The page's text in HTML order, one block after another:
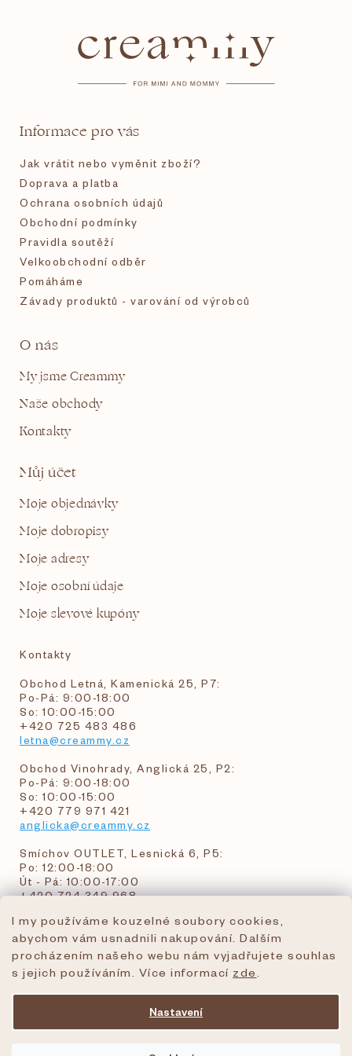
I my používáme kouzelné soubory cookies,
abychom vám usnadnili nakupování. Dalším
procházením našeho webu nám vyjadřujete souhlas
s jejich používáním. Více informací zde
Nastavení
Informace pro vás
Jak vrátit nebo vyměnit zboží?
Doprava a platba
Ochrana osobních údajů
Obchodní podmínky
Pravidla soutěží
Velkoobchodní odběr
Pomáháme
Závady produktů - varování od výrobců
O nás
My jsme Creammy
Naše obchody
Kontakty
Můj účet
Moje objednávky
Moje dobropisy
Moje adresy
Moje osobní údaje
Moje slevové kupóny
Kontakty
Obchod Letná, Kamenická 25, P7:
Po-Pá: 9:00-18:00
So: 10:00-15:00
+420 725 483 486
letna@creammy.cz
Obchod Vinohrady, Anglická 25, P2:
Po-Pá: 9:00-18:00
So: 10:00-15:00
+420 779 971 421
anglicka@creammy.cz
Smíchov OUTLET, Lesnická 6, P5:
Po: 12:00-18:00
Út - Pá: 10:00-17:00
+420 724 349 968
objednavky@creammy.cz
tel:+420 724 349 968